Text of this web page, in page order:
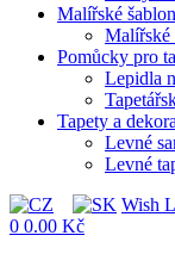
Malířské
Malířské
Pomůcky pro
Lepidla
Tapety a
Levné
Levné
Wish
0 0.00 Kč